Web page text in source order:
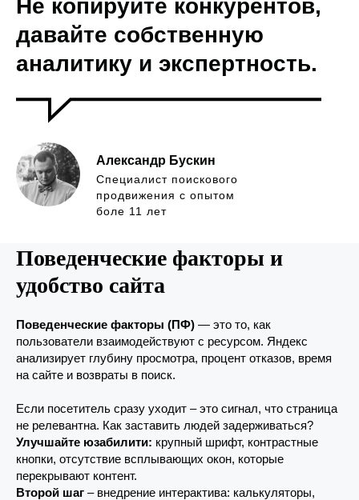
Не копируйте конкурентов,
давайте собственную
аналитику и экспертность.
Александр Бускин
Специалист поискового
продвижения с опытом
боле 11 лет
Поведенческие факторы и
удобство сайта
Поведенческие факторы (ПФ) — это то, как
пользователи взаимодействуют с ресурсом. Яндекс
анализирует глубину просмотра, процент отказов, время
на сайте и возвраты в поиск.
Если посетитель сразу уходит – это сигнал, что страница
не релевантна. Как заставить людей задерживаться?
Улучшайте юзабилити: крупный шрифт, контрастные
кнопки, отсутствие всплывающих окон, которые
перекрывают контент.
Второй шаг – внедрение интерактива: калькуляторы,